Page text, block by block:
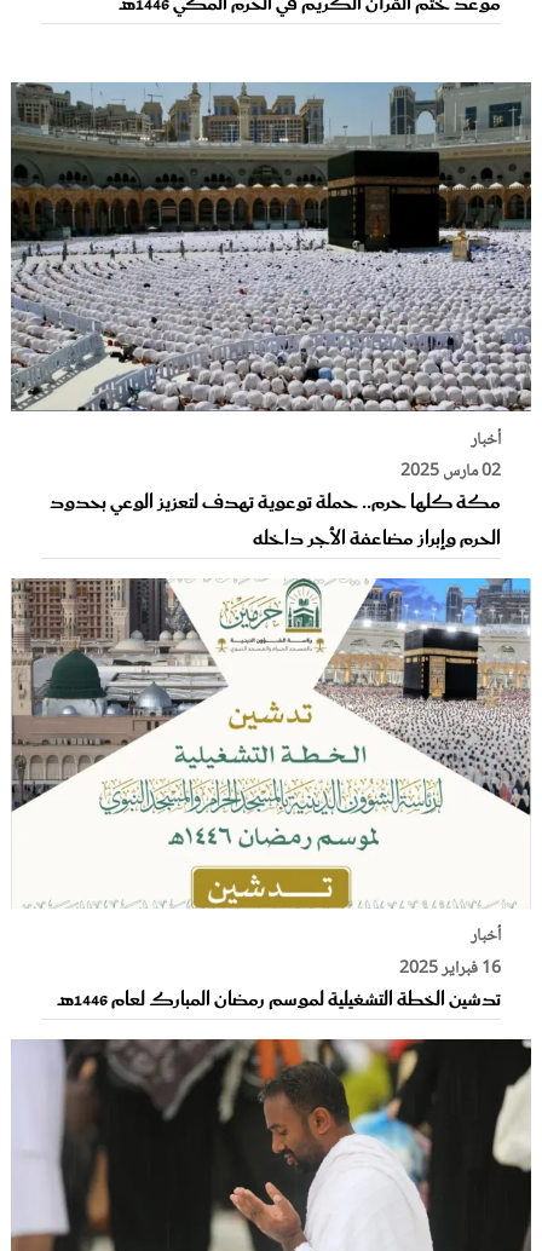
أخبار
02 مارس 2025
مكة كلها حرم.. حملة توعوية تهدف لتعزيز الوعي بحدود
الحرم وإبراز مضاعفة الأجر داخله
أخبار
16 فبراير 2025
تدشين الخطة التشغيلية لموسم رمضان المبارك لعام 1446هـ